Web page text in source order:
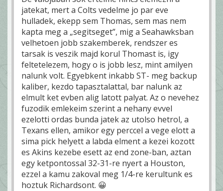
jatekat, mert a Colts vedelme jo par eve
hulladek, ekepp sem Thomas, sem mas nem
kapta meg a „segitseget”, mig a Seahawksban
velhetoen jobb szakemberek, rendszer es
tarsak is veszik majd korul Thomast is, igy
feltetelezem, hogy o is jobb lesz, mint amilyen
nalunk volt. Egyebkent inkabb ST- meg backup
kaliber, kezdo tapasztalattal, bar nalunk az
elmult ket evben alig latott palyat. Az o nevehez
fuzodik emlekeim szerint a nehany evvel
ezelotti ordas bunda jatek az utolso hetrol, a
Texans ellen, amikor egy perccel a vege elott a
sima pick helyett a labda elment a kezei kozott
es Akins kezebe esett az end zone-ban, aztan
egy ketpontossal 32-31-re nyert a Houston,
ezzel a kamu zakoval meg 1/4-re kerultunk es
hoztuk Richardsont. 😀